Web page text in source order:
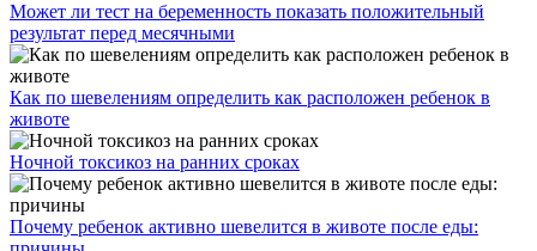
Может ли тест на беременность показать положительный
результат перед месячными
Как по шевелениям определить как расположен ребенок в
животе
Ночной токсикоз на ранних сроках
Почему ребенок активно шевелится в животе после еды: